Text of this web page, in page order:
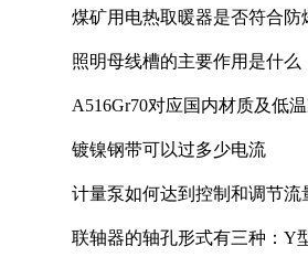
煤矿用电热取暖器是否符合防
照明母线槽的主要作用是什么
A516Gr70对应国内材质及低
镀镍钢带可以过多少电流
计量泵如何达到控制和调节流
联轴器的轴孔形式有三种：Y